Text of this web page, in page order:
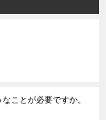
ことが必要ですか。